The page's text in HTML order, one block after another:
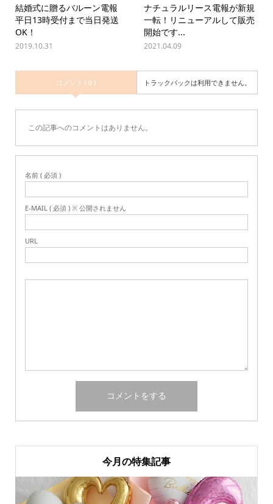
結婚式に贈るバルーン電報
平日13時受付まで当日発送
OK！
2019.10.31
ナチュラルリース電報が新規
一転！リニューアルして販売
開始です...
2021.04.09
コメント ( 0 ) トラックバックは利用できません。
この記事へのコメントはありません。
名前 ( 必須 )
E-MAIL ( 必須 ) ※ 公開されません
URL
今月の特集記事